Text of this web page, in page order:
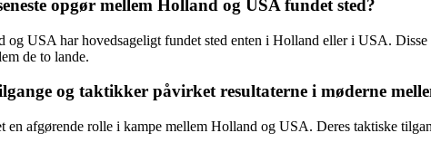
opgør mellem Holland og USA fundet sted?
og USA har hovedsageligt fundet sted enten i Holland eller i USA.
de to lande.
og taktikker påvirket resultaterne i møderne
afgørende rolle i kampe mellem Holland og USA. Deres taktiske